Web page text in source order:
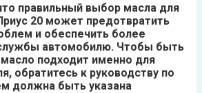
правильный выбор масла для
20 может предотвратить
и обеспечить более
автомобилю. Чтобы быть
подходит именно для
обратитесь к руководству по
должна быть указана